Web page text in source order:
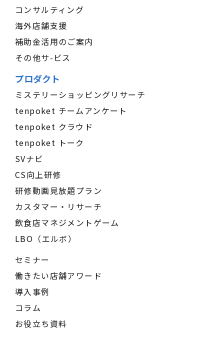
コンサルティング
海外店舗支援
補助金活用のご案内
その他サ-ビス
プロダクト
ミステリーショッピングリサーチ
tenpoket チームアンケート
tenpoket クラウド
tenpoket トーク
SVナビ
CS向上研修
研修動画見放題プラン
カスタマー・リサーチ
飲食店マネジメントゲーム
LBO（エルボ）
セミナー
働きたい店舗アワード
導入事例
コラム
お役立ち資料